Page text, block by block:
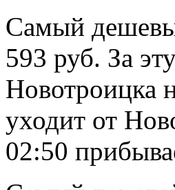
Самый
593 руб. За
Новотроицка
уходит от
02:50